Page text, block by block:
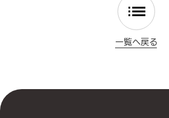
一覧へ戻る